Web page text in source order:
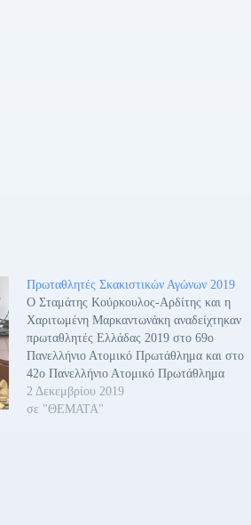
Πρωταθλητές Σκακιστικών Αγώνων 2019
Ο Σταμάτης Κούρκουλος-Αρδίτης και η
Χαριτωμένη Μαρκαντωνάκη αναδείχτηκαν
πρωταθλητές Ελλάδας 2019 στο 69ο
Πανελλήνιο Ατομικό Πρωτάθλημα και στο
42ο Πανελλήνιο Ατομικό Πρωτάθλημα
Γυναικών αντίστοιχα. Ειδικότερα: 69ο
ΠΑΝΕΛΛΗΝΙΟ ΑΤΟΜΙΚΟ ΠΡΩΤΑΘΛΗΜΑ
2 Δεκεμβρίου 2019
σε "ΘΕΜΑΤΑ"